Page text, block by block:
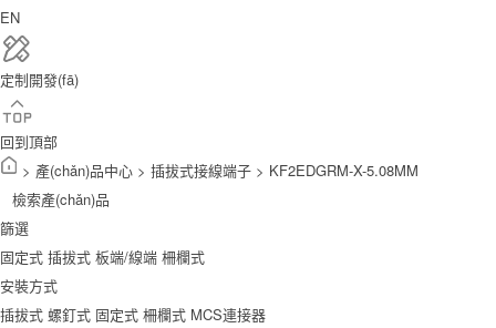
EN
定制開發(fā)
回到頂部
> 產(chǎn)品中心 > 插拔式接線端子 > KF2EDGRM-X-5.08MM
檢索產(chǎn)品
篩選
固定式 插拔式 板端/線端 柵欄式
安裝方式
插拔式 螺釘式 固定式 柵欄式 MCS連接器